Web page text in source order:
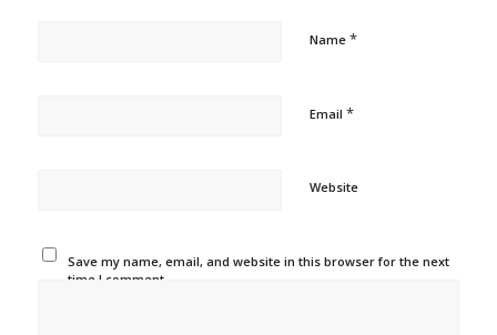
Name *
Email *
Website
Save my name, email, and website in this browser for the next
time I comment.